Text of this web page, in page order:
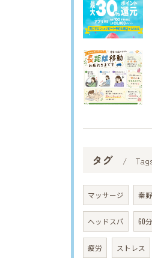
タグ
マッサージ 秦野
ヘッドスパ 60分
疲労 ストレス